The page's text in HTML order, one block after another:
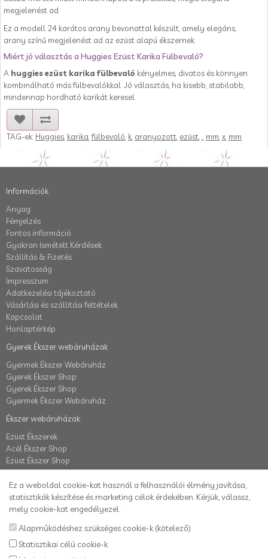
megjelenést ad.
Ez a modell 24 karátos arany bevonattal készült, amely elegáns,
arany színű megjelenést ad az ezüst alapú ékszernek.
Miért jó választás a Huggies Ezüst Karika Fülbevaló?
A huggies ezüst karika fülbevaló kényelmes, divatos és könnyen
kombinálható más fülbevalókkal. Jó választás, ha kisebb, stabilabb,
mindennap hordható karikát keresel.
TAG-ek: Huggies karika ,fülbevaló k aranyozott ezüst mm x mm
Információk
Anyag
Fémjelzés
Fontos információ
Gyakran Ismételt Kérdések
Szállítás & Fizetés
Szavatosság
Impresszum
Adatkezelési tájékoztató
Vásárlási és szállítási feltételek
Kapcsolat
Honlaptérkép
Gyerek Ékszer webáruházak
Gyermek Ékszer Webáruház
Gyerek Ékszer Shop
Gyerek Ékszer Shop
Gyermek Ékszer Webáruház
Ékszer webáruházak
Ezüst Ékszerek
Acél Ékszer Shop
Ezüst Ékszer Shop
Fiók
Elállás a szerződéstől
Kívánságlista
Hírlevél
Ez a weboldal cookie-kat használ a felhasználói élmény javítása,
statisztikák készítése és marketing célok érdekében. Kérjük, válassz,
mely cookie-kat engedélyezel.
Alapműködéshez szükséges cookie-k (kötelező)
Statisztikai célú cookie-k